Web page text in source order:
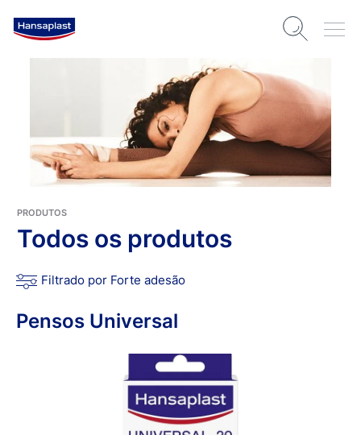
PRODUTOS
Todos os produtos
Filtrado por Forte adesão
Pensos Universal